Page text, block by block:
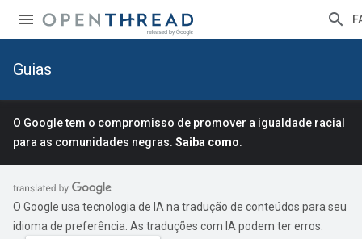
Guias
O Google tem o compromisso de promover a igualdade racial
para as comunidades negras. Saiba como.
O Google usa tecnologia de IA na tradução de conteúdos para seu
idioma de preferência. As traduções com IA podem ter erros.